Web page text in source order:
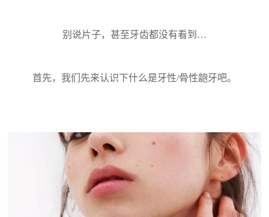
别说片子，甚至牙齿都没有看到…
首先，我们先来认识下什么是牙性/骨性龅牙吧。